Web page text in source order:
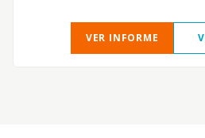
VER INFORME